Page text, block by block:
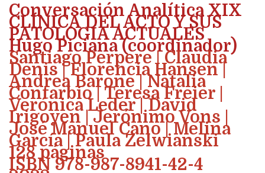
Conversación Analítica XIX
CLÍNICA DEL ACTO Y SUS
PATOLOGÍA ACTUALES
Hugo Piciana (coordinador)
Santiago Perpere | Claudia
Denis | Florencia Hansen |
Andrea Barone | Natalia
Contarbio | Teresa Freier |
Verónica Leder | David
Irigoyen | Jerónimo Vons |
José Manuel Cano | Melina
García | Paula Zelwianski
128 páginas
ISBN 978-987-8941-42-4